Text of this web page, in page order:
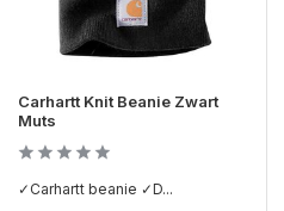
Carhartt Knit Beanie Zwart
Muts
✓Carhartt beanie ✓D...